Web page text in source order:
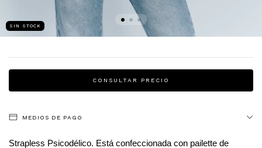
SIN STOCK
MEDIOS DE PAGO
Strapless Psicodélico. Está confeccionada con pailette de